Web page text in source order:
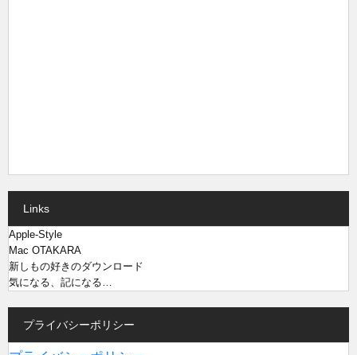
Links
Apple-Style
Mac OTAKARA
新しもの好きのダウンロード
気になる、記になる…
プライバシーポリシー